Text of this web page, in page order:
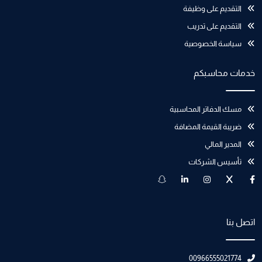
التقديم على وظيفة
التقديم على تدريب
سياسة الخصوصية
خدمات محاسبكم
مسك الدفاتر المحاسبية
ضريبة القيمة المضافة
المدير المالي
تأسيس الشركات
اتصل بنا
00966555021774